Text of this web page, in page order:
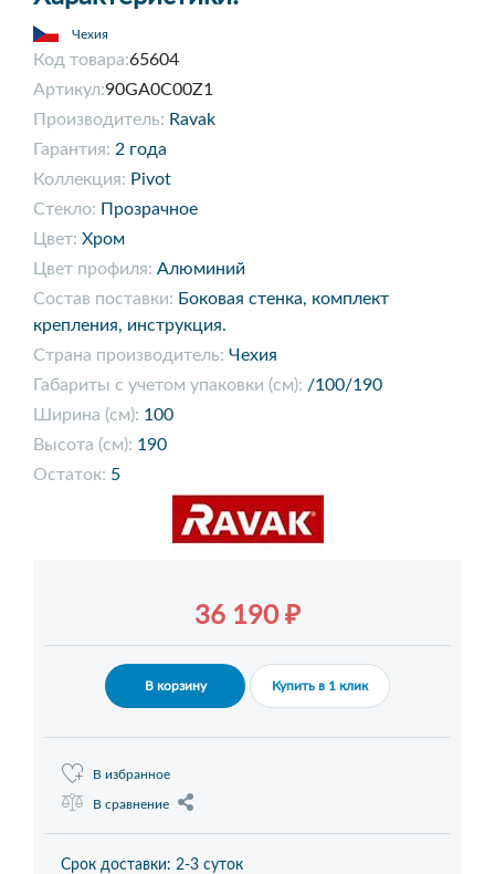
Чехия
Код товара:65604
Артикул:90GA0C00Z1
Производитель: Ravak
Гарантия: 2 года
Коллекция: Pivot
Стекло: Прозрачное
Цвет: Хром
Цвет профиля: Алюминий
Состав поставки: Боковая стенка, комплект
крепления, инструкция.
Страна производитель: Чехия
Габариты с учетом упаковки (см): /100/190
Ширина (см): 100
Высота (см): 190
Остаток: 5
36 190 ₽
В корзину Купить в 1 клик
В избранное
В сравнение
Срок доставки: 2-3 суток